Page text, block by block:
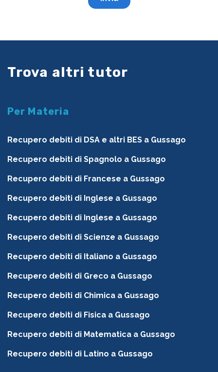
Trova altri tutor
Per Materia
Recupero debiti di DSA e altri BES a Gussago
Recupero debiti di Spagnolo a Gussago
Recupero debiti di Francese a Gussago
Recupero debiti di Inglese a Gussago
Recupero debiti di Inglese a Gussago
Recupero debiti di Scienze a Gussago
Recupero debiti di Italiano a Gussago
Recupero debiti di Greco a Gussago
Recupero debiti di Chimica a Gussago
Recupero debiti di Fisica a Gussago
Recupero debiti di Matematica a Gussago
Recupero debiti di Latino a Gussago